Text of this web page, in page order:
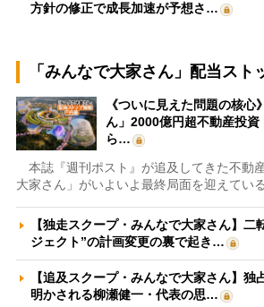
方針の修正で成長加速が予想さ…
「みんなで大家さん」配当スト
《ついに見えた問題の核心
ん」2000億円超不動産投資
ら…
本誌『週刊ポスト』が追及してきた不動
大家さん」がいよいよ最終局面を迎えてい
【独走スクープ・みんなで大家さん】二
ジェクト”の計画変更の裏で起き…
【追及スクープ・みんなで大家さん】独
明かされる柳瀬健一・代表の思…